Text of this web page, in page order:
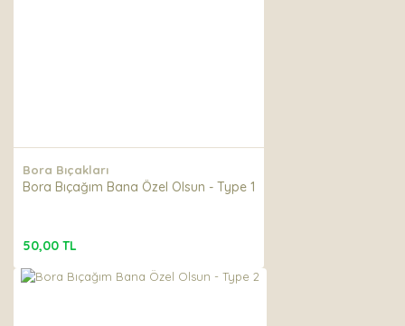
Bora Bıçakları
Bora Bıçağım Bana Özel Olsun - Type 1
50,00 TL